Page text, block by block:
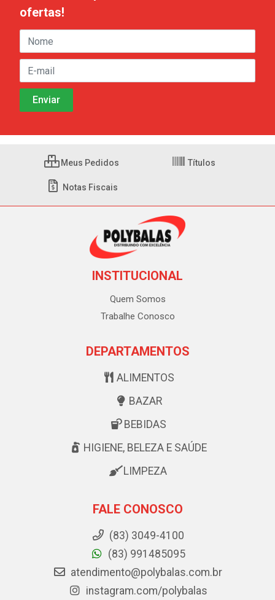
ofertas!
Meus Pedidos Títulos
Notas Fiscais
INSTITUCIONAL
Quem Somos
Trabalhe Conosco
DEPARTAMENTOS
ALIMENTOS
BAZAR
BEBIDAS
HIGIENE, BELEZA E SAÚDE
LIMPEZA
FALE CONOSCO
(83) 3049-4100
(83) 991485095
atendimento@polybalas.com.br
instagram.com/polybalas